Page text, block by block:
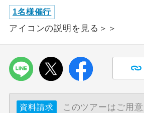
1名様催行
アイコンの説明を見る＞＞
資料請求 このツアーはご用
航空会社指定
利用航空会社が指
ホテル指定
ご紹介するホテル
す。
おひとり様バ
ス2席利用
す。